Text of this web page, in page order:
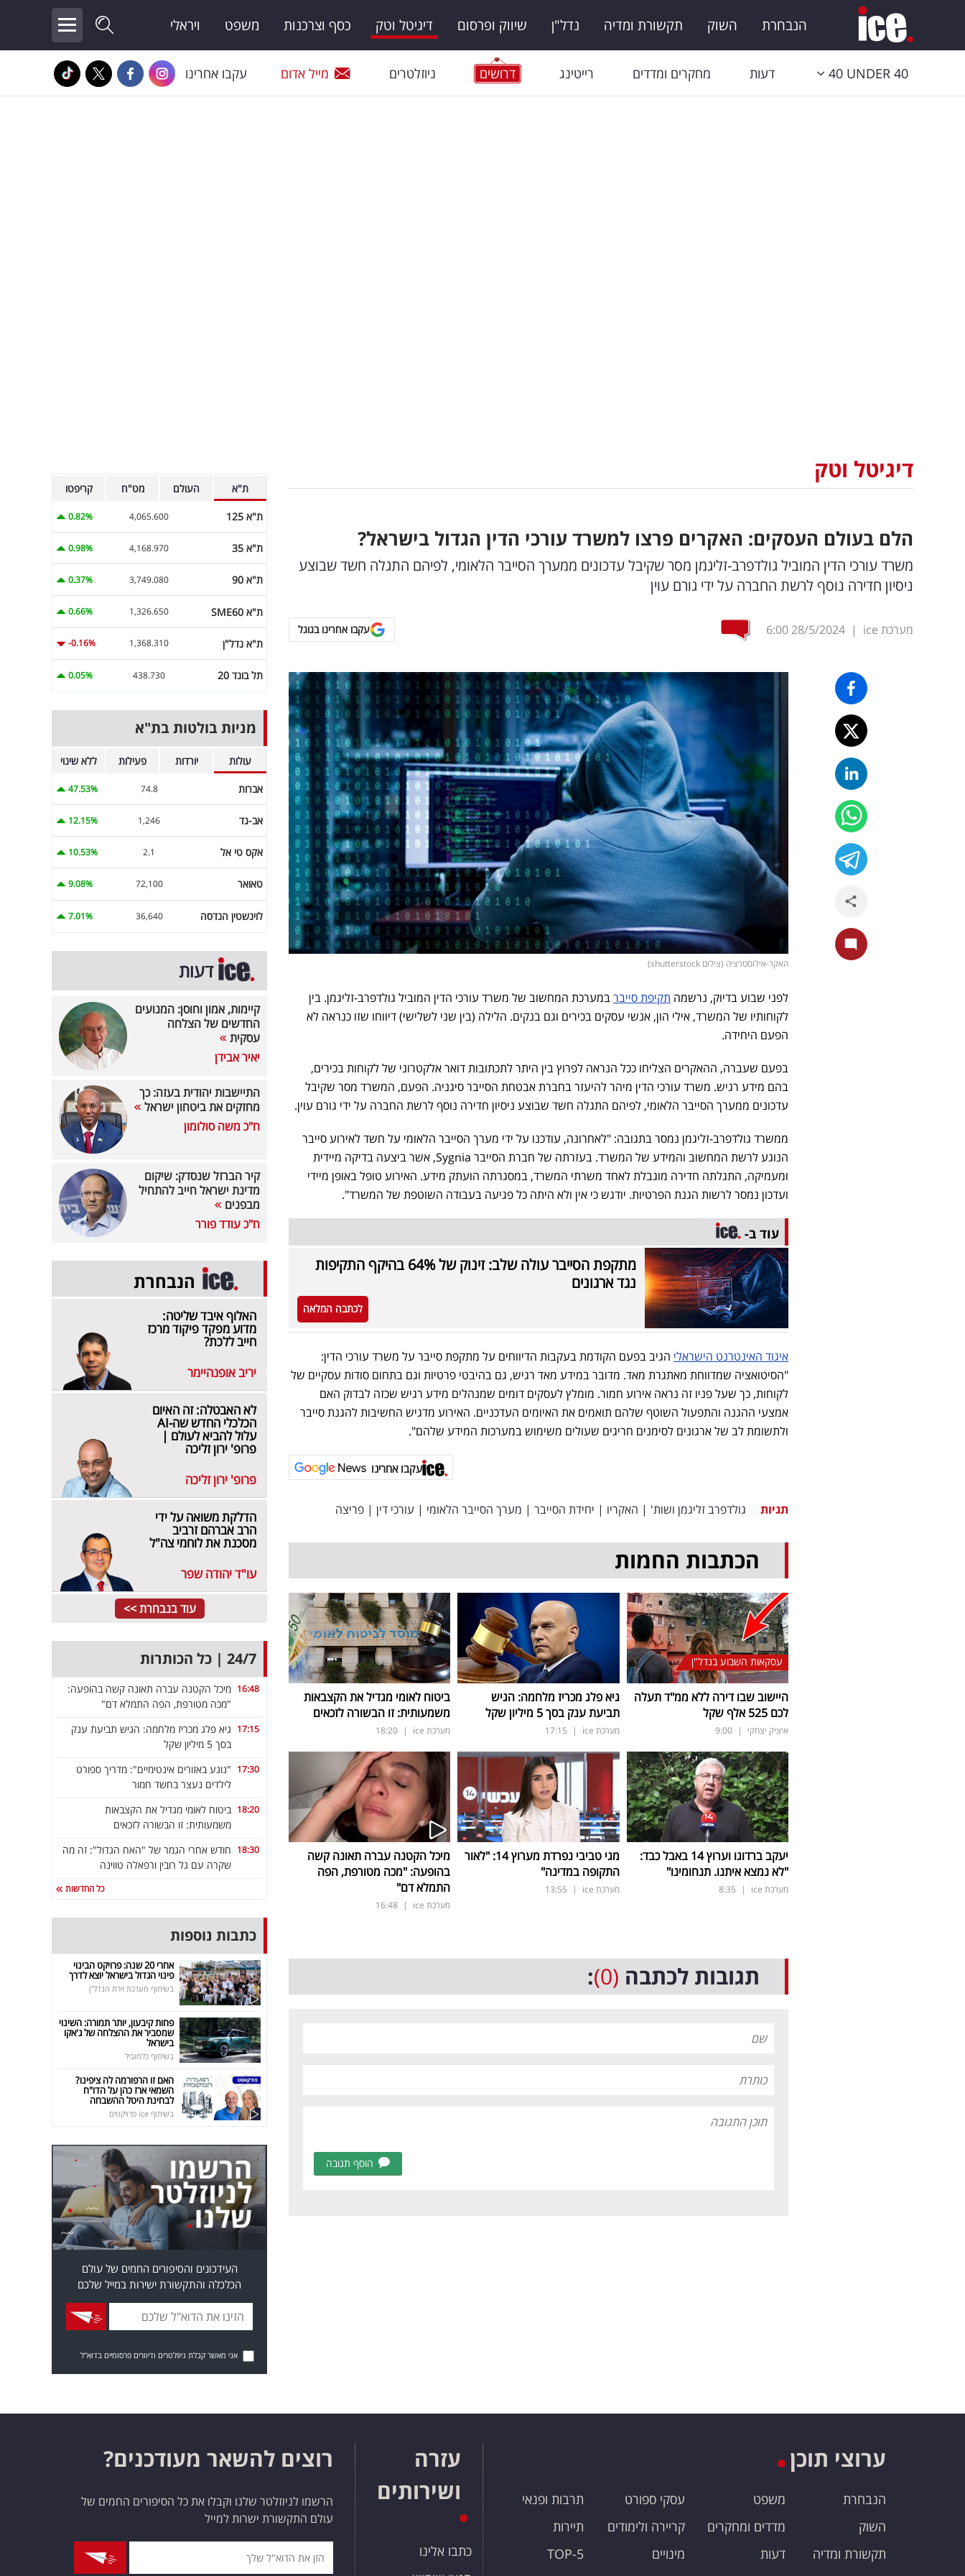
הנבחרת השוק תקשורת ומדיה נדל"ן שיווק ופרסום דיגיטל וטק כסף וצרכנות משפט ויראלי
40 UNDER 40 דעות מחקרים ומדדים רייטינג דרושים ניוזלטרים מייל אדום עקבו אחרינו
דיגיטל וטק
הלם בעולם העסקים: האקרים פרצו למשרד עורכי הדין הגדול בישראל?
משרד עורכי הדין המוביל גולדפרב-זליגמן מסר שקיבל עדכונים ממערך הסייבר הלאומי, לפיהם התגלה חשד שבוצע
ניסיון חדירה נוסף לרשת החברה על ידי גורם עוין
מערכת ice |
28/5/2024
6:00 עקבו אחרינו בגוגל
האקר-אילוסטרציה (צילום shutterstock)
לפני שבוע בדיוק, נרשמה תקיפת סייברבמערכת המחשוב של משרד עורכי הדין המוביל גולדפרב-זליגמן. בין
לקוחותיו של המשרד, אילי הון, אנשי עסקים בכירים וגם בנקים. הלילה (בין שני לשלישי) דיווחו שזו כנראה לא
הפעם היחידה.
בפעם שעברה, ההאקרים הצליחו ככל הנראה לפרוץ בין היתר לתכתובות דואר אלקטרוני של לקוחות בכירים,
בהם מידע רגיש. משרד עורכי הדין מיהר להיעזר בחברת אבטחת הסייבר סיגניה. הפעם, המשרד מסר שקיבל
עדכונים ממערך הסייבר הלאומי, לפיהם התגלה חשד שבוצע ניסיון חדירה נוסף לרשת החברה על ידי גורם עוין.
ממשרד גולדפרב-זליגמן נמסר בתגובה: "לאחרונה, עודכנו על ידי מערך הסייבר הלאומי על חשד לאירוע סייבר
הנוגע לרשת המחשוב והמידע של המשרד. בעזרתה של חברת הסייבר Sygnia, אשר ביצעה בדיקה מיידית
ומעמיקה, התגלתה חדירה מוגבלת לאחד משרתי המשרד, במסגרתה הועתק מידע. האירוע טופל באופן מיידי
ועדכון נמסר לרשות הגנת הפרטיות. יודגש כי אין ולא היתה כל פגיעה בעבודה השוטפת של המשרד".
עוד ב-
מתקפת הסייבר עולה שלב: זינוק של 64% בהיקף התקיפות
נגד ארגונים
לכתבה המלאה
איגוד האינטרנט הישראלי הגיב בפעם הקודמת בעקבות הדיווחים על מתקפת סייבר על משרד עורכי הדין:
"הסיטואציה שמדווחת מאתגרת מאד. מדובר במידע מאד רגיש, גם בהיבטי פרטיות וגם בתחום סודות עסקיים של
לקוחות, כך שעל פניו זה נראה אירוע חמור. מומלץ לעסקים דומים שמנהלים מידע רגיש שכזה לבדוק האם
אמצעי ההגנה והתפעול השוטף שלהם תואמים את האיומים העדכניים. האירוע מדגיש החשיבות להגנת סייבר
ולתשומת לב של ארגונים לסימנים חריגים שעולים משימוש במערכות המידע שלהם".
עקבו אחרינו
תגיות גולדפרב זליגמן ושות' | האקריו | יחידת הסייבר | מערך הסייבר הלאומי | עורכי דין | פריצה
הכתבות החמות
עסקאות השבוע בנדל"ן
היישוב שבו דירה ללא ממ"ד תעלה
לכם 525 אלף שקל
איציק יצחקי |
9:00
גיא פלג מכריז מלחמה: הגיש
תביעת ענק בסך 5 מיליון שקל
מערכת ice |
17:15
ביטוח לאומי מגדיל את הקצבאות
משמעותית: זו הבשורה לזכאים
מערכת ice |
18:20
יעקב ברדוגו וערוץ 14 באבל כבד:
"לא נמצא איתנו. תנחומינו"
מערכת ice |
8:35
מגי טביבי נפרדת מערוץ 14: "לאור
התקופה במדינה"
מערכת ice |
13:55
מיכל הקטנה עברה תאונה קשה
בהופעה: "מכה מטורפת, הפה
התמלא דם"
מערכת ice |
16:48
תגובות לכתבה (0)
:
הוסף תגובה
ת"א העולם מט"ח קריפטו
ת"א 125 4,065.600
0.82%
ת"א 35 4,168.970
0.98%
ת"א 90 3,749.080
0.37%
ת"א SME60 1,326.650
0.66%
ת"א נדל"ן 1,368.310
-0.16%
תל בונד 20 438.730
0.05%
מניות בולטות בת"א
עולות יורדות פעילות ללא שינוי
אברות 74.8
47.53%
אב-גד 1,246
12.15%
אקס טי אל 2.1
10.53%
טאואר 72,100
9.08%
לוינשטין הנדסה 36,640
7.01%
דעות
קיימות, אמון וחוסן: המנועים
החדשים של הצלחה
עסקית
יאיר אבידן
התיישבות יהודית בעזה: כך
מחזקים את ביטחון ישראל
ח"כ משה סולומון
קיר הברזל שנסדק: שיקום
מדינת ישראל חייב להתחיל
מבפנים
ח"כ עודד פורר
הנבחרת
האלוף איבד שליטה:
מדוע מפקד פיקוד מרכז
חייב ללכת?
יריב אופנהיימר
לא האבטלה: זה האיום
הכלכלי החדש שה-AI
עלול להביא לעולם |
פרופ' ירון זליכה
פרופ' ירון זליכה
הדלקת משואה על ידי
הרב אברהם זרביב
מסכנת את לוחמי צה"ל
עו"ד יהודה שפר
עוד בנבחרת >>
24/7 | כל הכותרות
16:48 מיכל הקטנה עברה תאונה קשה בהופעה:
"מכה מטורפת, הפה התמלא דם"
17:15 גיא פלג מכריז מלחמה: הגיש תביעת ענק
בסך 5 מיליון שקל
17:30 "נוגע באזורים אינטימיים": מדריך ספורט
לילדים נעצר בחשד חמור
18:20 ביטוח לאומי מגדיל את הקצבאות
משמעותית: זו הבשורה לזכאים
18:30 חודש אחרי הגמר של "האח הגדול": זה מה
שקרה עם גל רובין ורפאלה טווינה
כל החדשות
כתבות נוספות
אחרי 20 שנה: פרויקט הבינוי
פינוי הגדול בישראל יוצא לדרך
בשיתוף מערכת זירת הנדל"ן
פחות קיבעון, יותר תמורה: השינוי
שמסביר את ההצלחה של ג'אקו
בישראל
בשיתוף כלמוביל
האם זו הרפורמה לה ציפינו?
השמאי ארז כהן על הדו"ח
לבחינת היטל ההשבחה
בשיתוף ice פרויקטים
העידכונים והסיפורים החמים של עולם
הכלכלה והתקשורת ישירות במייל שלכם
אני מאשר קבלת ניוזלטרים ודיוורים פרסומיים בדוא"ל
ערוצי תוכן
הנבחרת
השוק
תקשורת ומדיה
משפט
מדדים ומחקרים
דעות
עסקי ספורט
קריירה ולימודים
מינויים
תרבות ופנאי
תיירות
TOP-5
עזרה
ושירותים
כתבו אלינו
רוצים להשאר מעודכנים?
הרשמו לניוזלטר שלנו וקבלו את כל הסיפורים החמים של
עולם התקשורת ישרות למייל